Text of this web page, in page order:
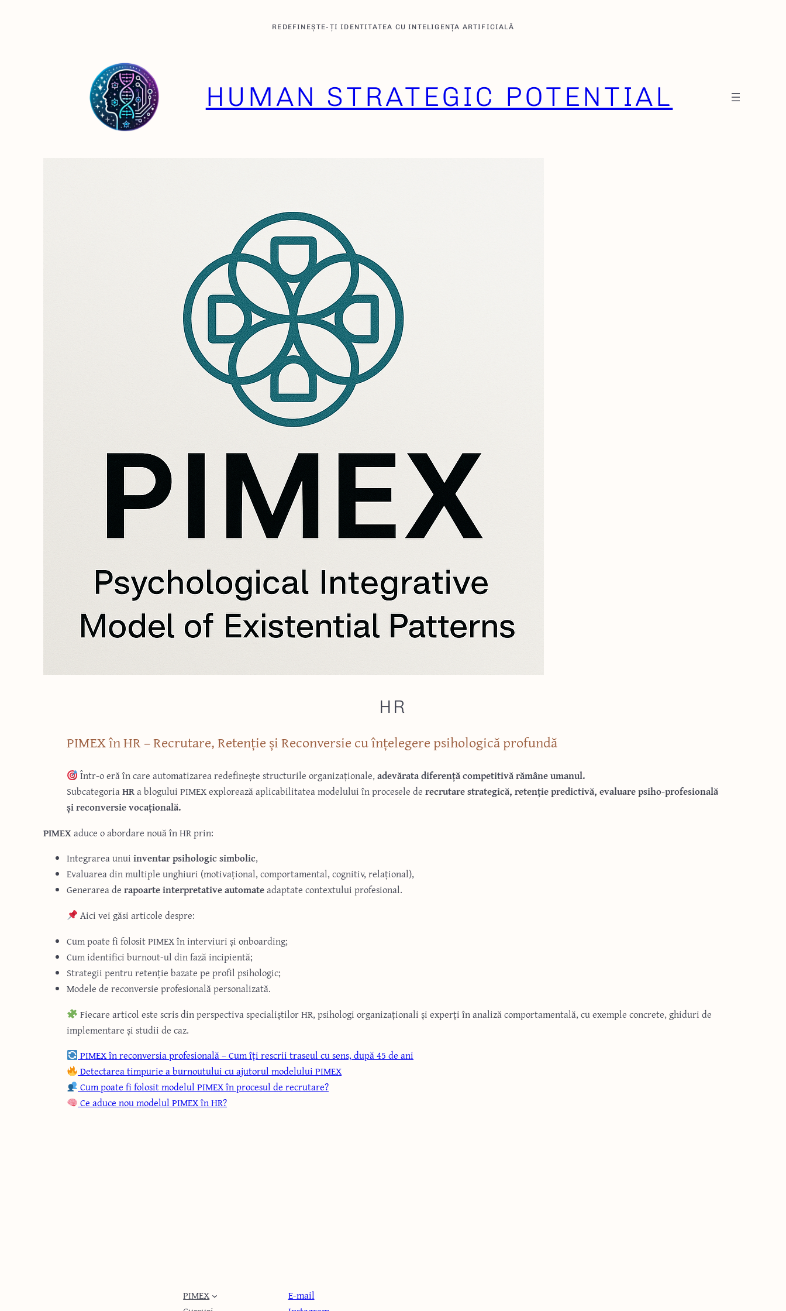
REDEFINEȘTE-ȚI IDENTITATEA CU INTELIGENȚA ARTIFICIALĂ
HUMAN STRATEGIC POTENTIAL
HR
PIMEX în HR – Recrutare, Retenție și Reconversie cu înțelegere psihologică profundă
Într-o eră în care automatizarea redefinește structurile organizaționale,adevărata diferență competitivă rămâne umanul.
SubcategoriaHRa blogului PIMEX explorează aplicabilitatea modelului în procesele de recrutare strategică, retenție predictivă, evaluare psiho-profesională
și reconversie vocațională.
PIMEXaduce o abordare nouă în HR prin:
Integrarea unui inventar psihologic simbolic,
Evaluarea din multiple unghiuri (motivațional, comportamental, cognitiv, relațional),
Generarea de rapoarte interpretative automateadaptate contextului profesional.
Aici vei găsi articole despre:
Cum poate fi folosit PIMEX în interviuri și onboarding;
Cum identifici burnout-ul din fază incipientă;
Strategii pentru retenție bazate pe profil psihologic;
Modele de reconversie profesională personalizată.
Fiecare articol este scris din perspectiva specialiștilor HR, psihologi organizaționali și experți în analiză comportamentală, cu exemple concrete, ghiduri de
implementare și studii de caz.
PIMEX în reconversia profesională – Cum îți rescrii traseul cu sens, după 45 de ani
Detectarea timpurie a burnoutului cu ajutorul modelului PIMEX
Cum poate fi folosit modelul PIMEX în procesul de recrutare?
Ce aduce nou modelul PIMEX în HR?
PIMEX
E-mail